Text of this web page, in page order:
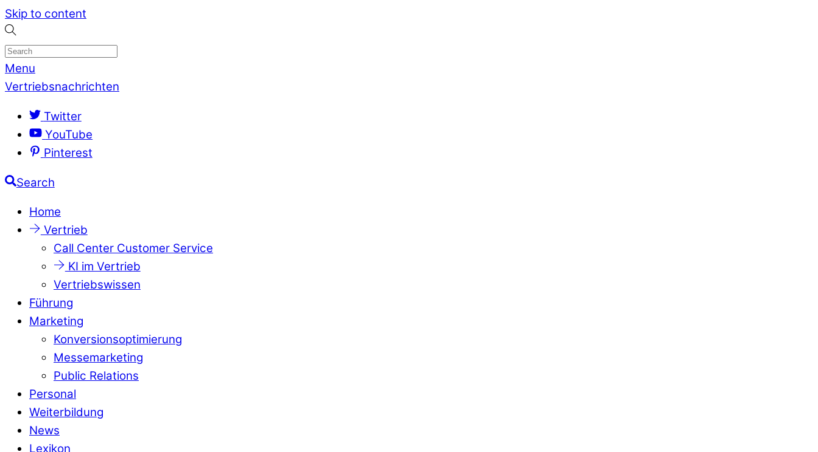
Skip to content
Menu
Vertriebsnachrichten
Twitter
YouTube
Pinterest
Search
Home
Vertrieb
Call Center Customer Service
KI im Vertrieb
Vertriebswissen
Führung
Marketing
Konversionsoptimierung
Messemarketing
Public Relations
Personal
Weiterbildung
News
Lexikon